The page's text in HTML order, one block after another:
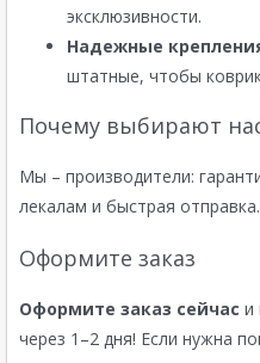
эксклюзивности.
Надежные
штатные, чтобы
Почему выбирают
Мы – производители:
лекалам и быстрая отправка.
Оформите заказ
Оформите заказ сейчас и
через 1–2 дня! Если нужна